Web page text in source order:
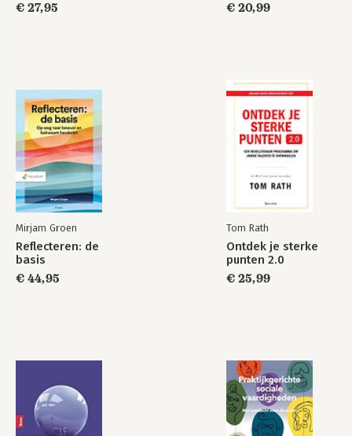
€ 27,95
€ 20,99
Mirjam Groen
Reflecteren: de
basis
€ 44,95
Tom Rath
Ontdek je sterke
punten 2.0
€ 25,99